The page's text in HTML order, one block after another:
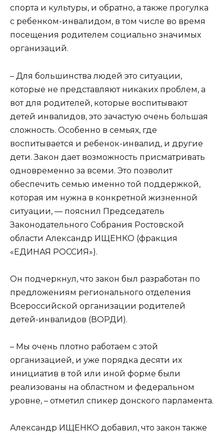
спорта и культуры, и обратно, а также прогулка
с ребенком-инвалидом, в том числе во время
посещения родителем социально значимых
организаций.
– Для большинства людей это ситуации,
которые не представляют никаких проблем, а
вот для родителей, которые воспитывают
детей инвалидов, это зачастую очень большая
сложность. Особенно в семьях, где
воспитывается и ребенок-инвалид, и другие
дети. Закон дает возможность присматривать
одновременно за всеми. Это позволит
обеспечить семью именно той поддержкой,
которая им нужна в конкретной жизненной
ситуации, — пояснил Председатель
Законодательного Собрания Ростовской
области Александр ИЩЕНКО (фракция
«ЕДИНАЯ РОССИЯ»).
Он подчеркнул, что закон был разработан по
предложениям регионального отделения
Всероссийской организации родителей
детей-инвалидов (ВОРДИ).
– Мы очень плотно работаем с этой
организацией, и уже порядка десяти их
инициатив в той или иной форме были
реализованы на областном и федеральном
уровне, – отметил спикер донского парламента.
Александр ИЩЕНКО добавил, что закон также